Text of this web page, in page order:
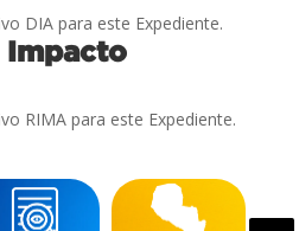
DIA para este Expediente.
Impacto
RIMA para este Expediente.